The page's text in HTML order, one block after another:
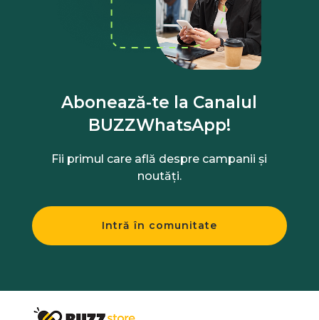
Abonează-te la Canalul
BUZZWhatsApp!
Fii primul care află despre campanii și
noutăți.
Intră în comunitate